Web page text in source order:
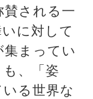
される一
に対して
集まってい
、「姿
る世界な